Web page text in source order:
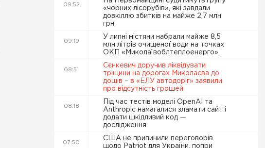
09:52
«чорних лісорубів», які завдали
довкіллю збитків на майже 2,7 млн
грн
09:19
У липні містяни набрали майже 8,5
млн літрів очищеної води на точках
ОКП «Миколаївоблтеплоенерго».
08:51
Сєнкевич доручив ліквідувати
тріщини на дорогах Миколаєва до
дощів – в «ЕЛУ автодоріг» заявили
про відсутність грошей
08:18
Під час тестів моделі OpenAI та
Anthropic намагалися зламати сайт і
додати шкідливий код —
дослідження
07:50
США не припинили переговорів
щодо Patriot для України, попри